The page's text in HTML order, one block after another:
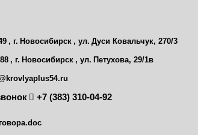
, г. Новосибирск , ул. Дуси Ковальчук, 270/3
, г. Новосибирск , ул. Петухова, 29/1в
+7 (383) 310-04-92